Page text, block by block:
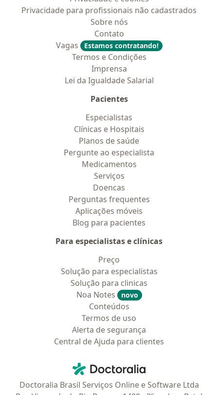
Privacidade para profissionais não cadastrados
Sobre nós
Contato
Vagas
Estamos contratando!
Termos e Condições
Imprensa
Lei da Igualdade Salarial
Pacientes
Especialistas
Clínicas e Hospitais
Planos de saúde
Pergunte ao especialista
Medicamentos
Serviços
Doencas
Perguntas frequentes
Aplicações móveis
Blog para pacientes
Para especialistas e clínicas
Preço
Solução para especialistas
Solução para clinicas
Noa Notes
novo
Conteúdos
Termos de uso
Alerta de segurança
Central de Ajuda para clientes
Doctoralia - Homepage
Doctoralia Brasil Serviços Online e Software Ltda